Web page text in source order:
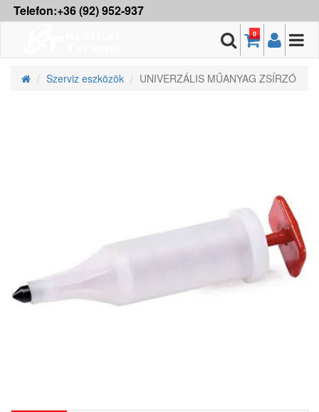
Telefon:+36 (92) 952-937
0
Szerviz eszközök UNIVERZÁLIS MŰANYAG ZSÍRZÓ